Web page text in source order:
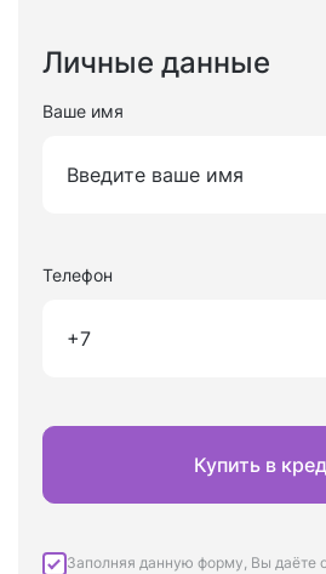
Личные данные
Ваше имя
Телефон
Купить в
Заполняя данную форму, Вы даёте